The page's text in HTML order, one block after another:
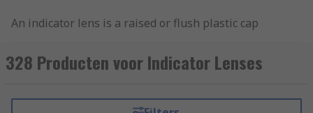
An indicator lens is a raised or flush plastic cap
indicator.
328 Producten voor Indicator Lenses